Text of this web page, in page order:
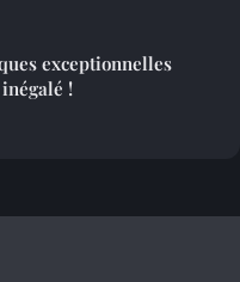
exceptionnelles
!